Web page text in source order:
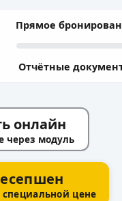
Прямое
Отчётные
онлайн
через модуль
цене